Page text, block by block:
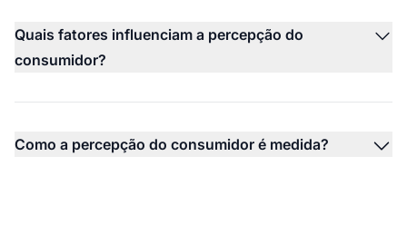
Quais fatores influenciam a percepção do
consumidor?
Como a percepção do consumidor é medida?